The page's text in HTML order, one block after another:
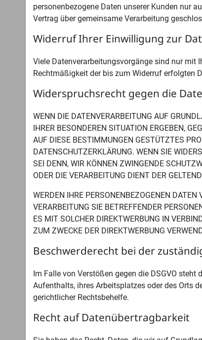
personenbezogene Daten unserer Kunden nur
Vertrag über gemeinsame Verarbeitung
Widerruf Ihrer Einwilligung zur
Viele Datenverarbeitungsvorgänge sind nur mit
Rechtmäßigkeit der bis zum Widerruf erfolgten
Widerspruchsrecht gegen die
WENN DIE DATENVERARBEITUNG AUF
IHRER BESONDEREN SITUATION ERGEBEN,
AUF DIESE BESTIMMUNGEN GESTÜTZTES
DATENSCHUTZERKLÄRUNG. WENN SIE
SEI DENN, WIR KÖNNEN ZWINGENDE
ODER DIE VERARBEITUNG DIENT DER
WERDEN IHRE PERSONENBEZOGENEN
VERARBEITUNG SIE BETREFFENDER
ES MIT SOLCHER DIREKTWERBUNG IN
ZUM ZWECKE DER DIREKTWERBUNG
Beschwerde­recht bei der
Im Falle von Verstößen gegen die DSGVO
Aufenthalts, ihres Arbeitsplatzes oder des Orts
gerichtlicher Rechtsbehelfe.
Recht auf Daten­übertrag­barkeit